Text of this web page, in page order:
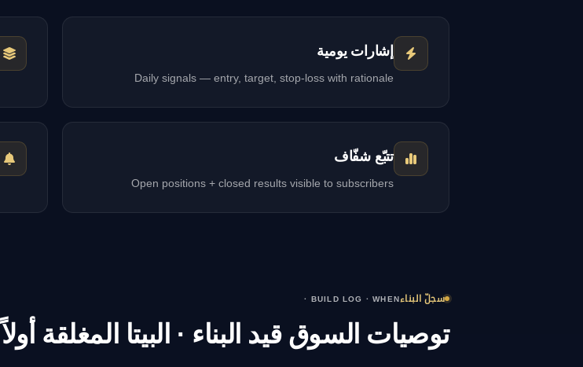
إشارات يومية
Daily signals — entry, target, stop-loss with rationale
تتبّع شفّاف
Open positions + closed results visible to subscribers
سجلّ البناء· BUILD LOG · WHEN
توصيات السوق قيد البناء · البيتا المغلقة أولاً